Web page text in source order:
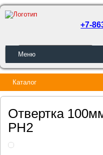
ОБРАТНЫЙ ЗВОНОК
+7-
Меню
Каталог
Отвертка
PH2